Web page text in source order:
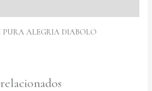
PURA ALEGRIA DIABOLO